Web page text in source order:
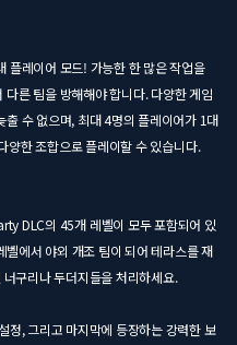
플레이어 모드! 가능한 한 많은 작업을
른 팀을 방해해야 합니다. 다양한 게임
수 없으며, 최대 4명의 플레이어가 1대
한 조합으로 플레이할 수 있습니다.
DLC의 45개 레벨이 모두 포함되어 있
에서 야외 개조 팀이 되어 테라스를 재
구리나 두더지들을 처리하세요.
정, 그리고 마지막에 등장하는 강력한 보